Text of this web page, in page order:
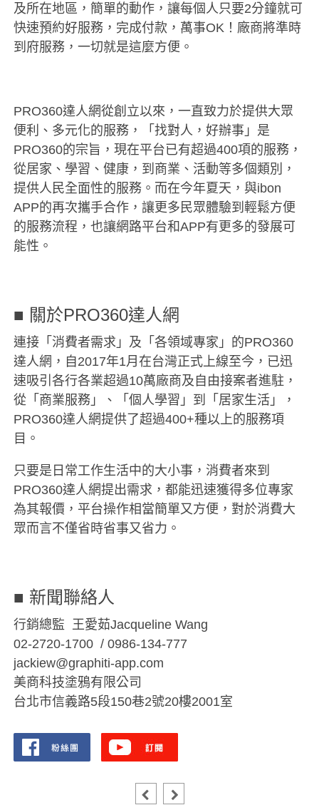
及所在地區，簡單的動作，讓每個人只要2分鐘就可
快速預約好服務，完成付款，萬事OK！廠商將準時
到府服務，一切就是這麼方便。
PRO360達人網從創立以來，一直致力於提供大眾
便利、多元化的服務，「找對人，好辦事」是
PRO360的宗旨，現在平台已有超過400項的服務，
從居家、學習、健康，到商業、活動等多個類別，
提供人民全面性的服務。而在今年夏天，與ibon
APP的再次攜手合作，讓更多民眾體驗到輕鬆方便
的服務流程，也讓網路平台和APP有更多的發展可
能性。
■ 關於PRO360達人網
連接「消費者需求」及「各領域專家」的PRO360
達人網，自2017年1月在台灣正式上線至今，已迅
速吸引各行各業超過10萬廠商及自由接案者進駐，
從「商業服務」、「個人學習」到「居家生活」，
PRO360達人網提供了超過400+種以上的服務項
目。
只要是日常工作生活中的大小事，消費者來到
PRO360達人網提出需求，都能迅速獲得多位專家
為其報價，平台操作相當簡單又方便，對於消費大
眾而言不僅省時省事又省力。
■ 新聞聯絡人
行銷總監 王愛茹Jacqueline Wang
02-2720-1700 / 0986-134-777
jackiew@graphiti-app.com
美商科技塗鴉有限公司
台北市信義路5段150巷2號20樓2001室